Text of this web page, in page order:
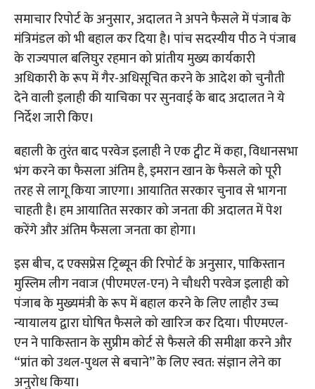
समाचार रिपोर्ट के अनुसार, अदालत ने अपने फैसले में पंजाब के
मंत्रिमंडल को भी बहाल कर दिया है। पांच सदस्यीय पीठ ने पंजाब
के राज्यपाल बलिघुर रहमान को प्रांतीय मुख्य कार्यकारी
अधिकारी के रूप में गैर-अधिसूचित करने के आदेश को चुनौती
देने वाली इलाही की याचिका पर सुनवाई के बाद अदालत ने ये
निर्देश जारी किए।
बहाली के तुरंत बाद परवेज इलाही ने एक ट्वीट में कहा, विधानसभा
भंग करने का फैसला अंतिम है, इमरान खान के फैसले को पूरी
तरह से लागू किया जाएगा। आयातित सरकार चुनाव से भागना
चाहती है। हम आयातित सरकार को जनता की अदालत में पेश
करेंगे और अंतिम फैसला जनता का होगा।
इस बीच, द एक्सप्रेस ट्रिब्यून की रिपोर्ट के अनुसार, पाकिस्तान
मुस्लिम लीग नवाज (पीएमएल-एन) ने चौधरी परवेज इलाही को
पंजाब के मुख्यमंत्री के रूप में बहाल करने के लिए लाहौर उच्च
न्यायालय द्वारा घोषित फैसले को खारिज कर दिया। पीएमएल-
एन ने पाकिस्तान के सुप्रीम कोर्ट से फैसले की समीक्षा करने और
“प्रांत को उथल-पुथल से बचाने” के लिए स्वत: संज्ञान लेने का
अनुरोध किया।